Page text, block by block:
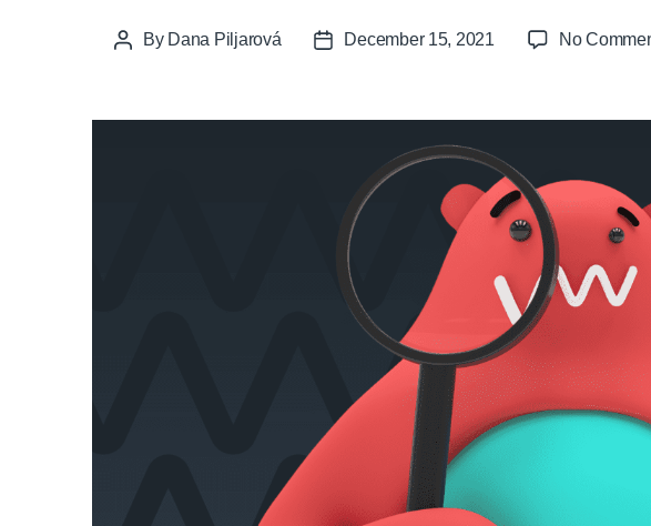
PostBy Dana Piljarová
PostDecember 15, 2021 No